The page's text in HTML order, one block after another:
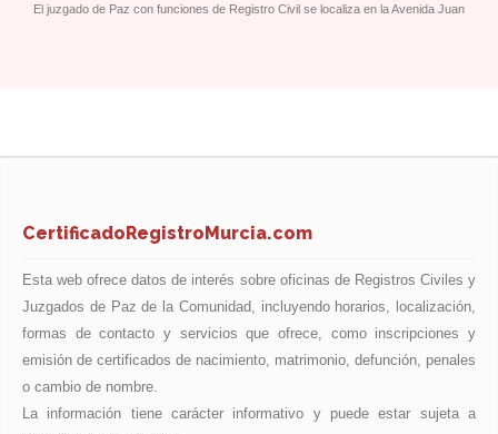
El juzgado de Paz con funciones de Registro Civil se localiza en la Avenida Juan
CertificadoRegistroMurcia.com
Esta web ofrece datos de interés sobre oficinas de Registros Civiles y
Juzgados de Paz de la Comunidad, incluyendo horarios, localización,
formas de contacto y servicios que ofrece, como inscripciones y
emisión de certificados de nacimiento, matrimonio, defunción, penales
o cambio de nombre.
La información tiene carácter informativo y puede estar sujeta a